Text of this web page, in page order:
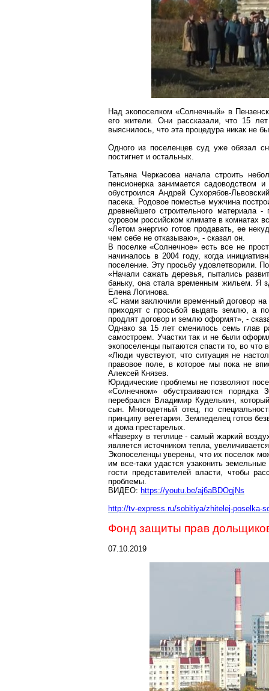
Надэкопоселком «Солнечный» в
его жители. Они рассказали, что 15
выяснилось, что эта процедура никак не
Одного из поселенцев суд уже обязал
постигнет и остальных.
Татьяна Черкасова начала строить
пенсионерка занимается садоводством
обустроился Андрей Сухорябов-Львовский
пасека. Родовое поместье мужчина
древнейшего строительного
суровом российском климате в комнатах
«Летом энергию готов продавать, ее
чем себе не отказываю», - сказал он.
В поселке «Солнечное» есть все не
начиналось в 2004 году, когда
поселение. Эту просьбу удовлетворили.
«Начали сажать деревья, пытались
баньку, она стала временным жильем. Я
Елена Логинова.
«С нами заключили временный договор на
приходят с просьбой выдать землю, а
продлят договор и землю оформят», -
Однако за 15 лет сменилось семь глав
самостроем. Участки так и не были
экопоселенцы пытаются спасти то, во что
«Люди чувствуют, что ситуация не
правовое поле, в которое мы пока не
Алексей Князев.
Юридические проблемы не позволяют
«Солнечном» обустраиваются
перебрался Владимир Куделькин,
сын. Многодетный отец, по
принципу вегетария. Земледелец готов
и дома престарелых.
«Наверху в теплице - самый жаркий
является источником тепла,
Экопоселенцы уверены, что их поселок
им все-таки удастся узаконить
гости представителей власти, чтобы
проблемы.
ВИДЕО: https://youtu.be/aj6aBDOgjNs
http://tv-express.ru/sobitiya/zhitelej-poselka-
Фонд защиты прав
07.10.2019